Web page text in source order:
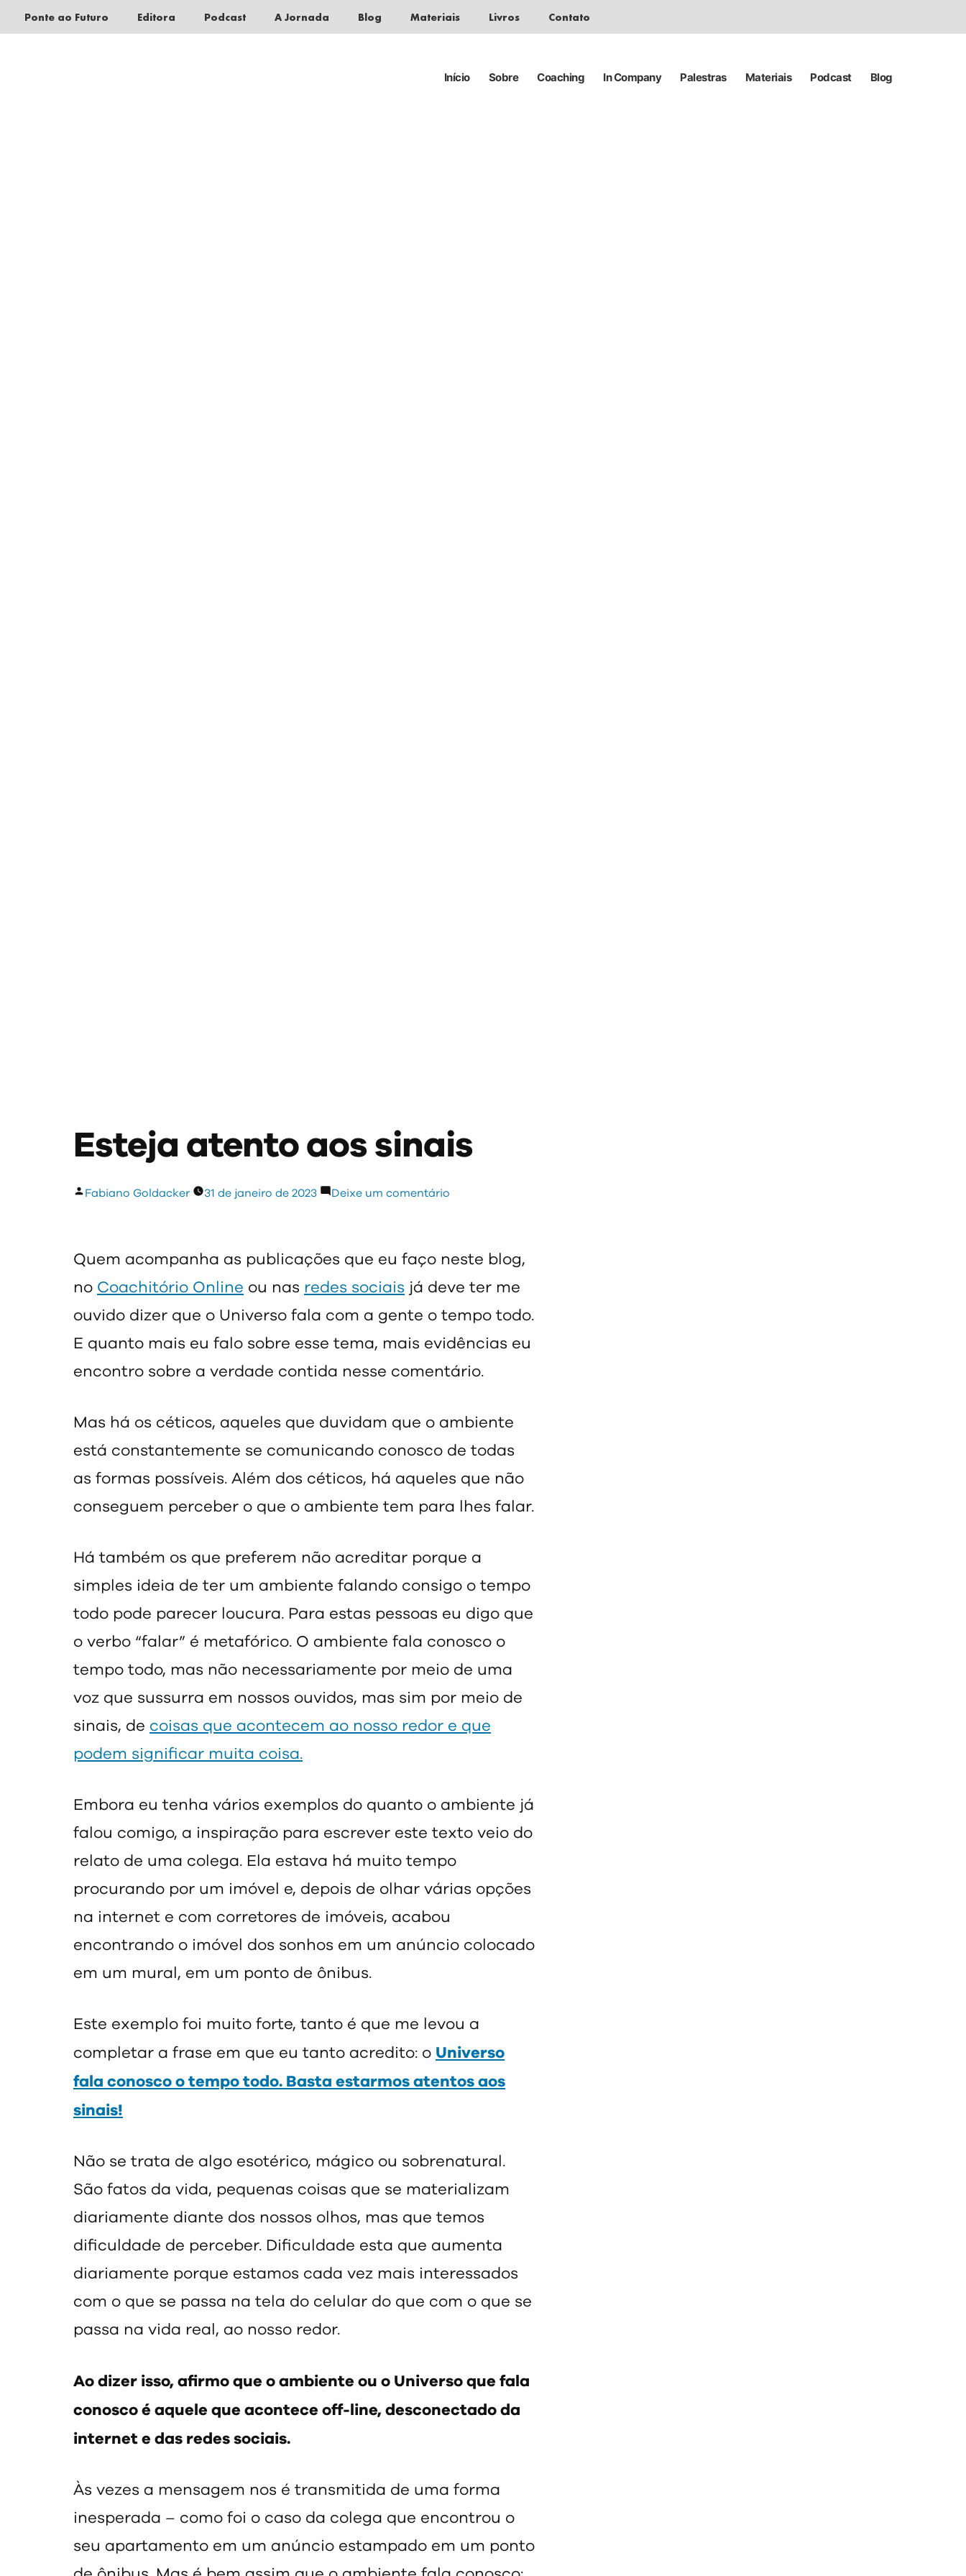
Ponte ao Futuro Editora Podcast A Jornada Blog Materiais Livros Contato
Início Sobre Coaching In Company Palestras Materiais Podcast Blog
Esteja atento aos sinais
Publicado
Fabiano Goldacker 31 de janeiro de 2023 Deixe um comentário
Quem acompanha as publicações que eu faço neste blog,
no Coachitório Online ou nas redes sociais já deve ter me
ouvido dizer que o Universo fala com a gente o tempo todo.
E quanto mais eu falo sobre esse tema, mais evidências eu
encontro sobre a verdade contida nesse comentário.
Mas há os céticos, aqueles que duvidam que o ambiente
está constantemente se comunicando conosco de todas
as formas possíveis. Além dos céticos, há aqueles que não
conseguem perceber o que o ambiente tem para lhes falar.
Há também os que preferem não acreditar porque a
simples ideia de ter um ambiente falando consigo o tempo
todo pode parecer loucura. Para estas pessoas eu digo que
o verbo “falar” é metafórico. O ambiente fala conosco o
tempo todo, mas não necessariamente por meio de uma
voz que sussurra em nossos ouvidos, mas sim por meio de
sinais, de coisas que acontecem ao nosso redor e que
podem significar muita coisa.
Embora eu tenha vários exemplos do quanto o ambiente já
falou comigo, a inspiração para escrever este texto veio do
relato de uma colega. Ela estava há muito tempo
procurando por um imóvel e, depois de olhar várias opções
na internet e com corretores de imóveis, acabou
encontrando o imóvel dos sonhos em um anúncio colocado
em um mural, em um ponto de ônibus.
Este exemplo foi muito forte, tanto é que me levou a
completar a frase em que eu tanto acredito: o Universo
fala conosco o tempo todo. Basta estarmos atentos aos
sinais!
Não se trata de algo esotérico, mágico ou sobrenatural.
São fatos da vida, pequenas coisas que se materializam
diariamente diante dos nossos olhos, mas que temos
dificuldade de perceber. Dificuldade esta que aumenta
diariamente porque estamos cada vez mais interessados
com o que se passa na tela do celular do que com o que se
passa na vida real, ao nosso redor.
Ao dizer isso, afirmo que o ambiente ou o Universo que fala
conosco é aquele que acontece off-line, desconectado da
internet e das redes sociais.
Às vezes a mensagem nos é transmitida de uma forma
inesperada – como foi o caso da colega que encontrou o
seu apartamento em um anúncio estampado em um ponto